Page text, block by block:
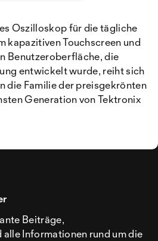
Oszilloskop für die tägliche
kapazitiven Touchscreen und
Benutzeroberfläche, die
entwickelt wurde, reiht sich
die Familie der preisgekrönten
Generation von Tektronix
Beiträge,
alle Informationen rund um die